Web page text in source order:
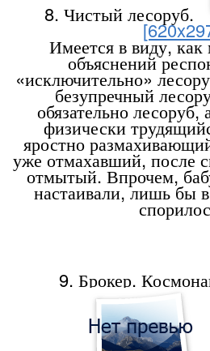
8. Чистый лесоруб.
Имеется в виду,
объяснений
«исключительно»
безупречный
обязательно
физически
яростно
уже отмахавший, после
отмытый. Впрочем,
настаивали, лишь бы
9. Брокер.